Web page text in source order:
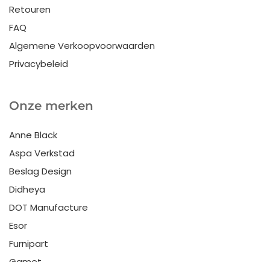
Retouren
FAQ
Algemene Verkoopvoorwaarden
Privacybeleid
Onze merken
Anne Black
Aspa Verkstad
Beslag Design
Didheya
DOT Manufacture
Esor
Furnipart